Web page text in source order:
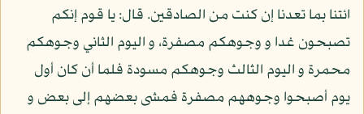
ائتنا بما تعدنا إن كنت من الصادقين. قال: يا قوم إنكم
تصبحون غدا و وجوهكم مصفرة، و اليوم الثاني وجوهكم
محمرة و اليوم الثالث وجوهكم مسودة فلما أن كان أول
يوم أصبحوا وجوههم مصفرة فمشى بعضهم إلى بعض و